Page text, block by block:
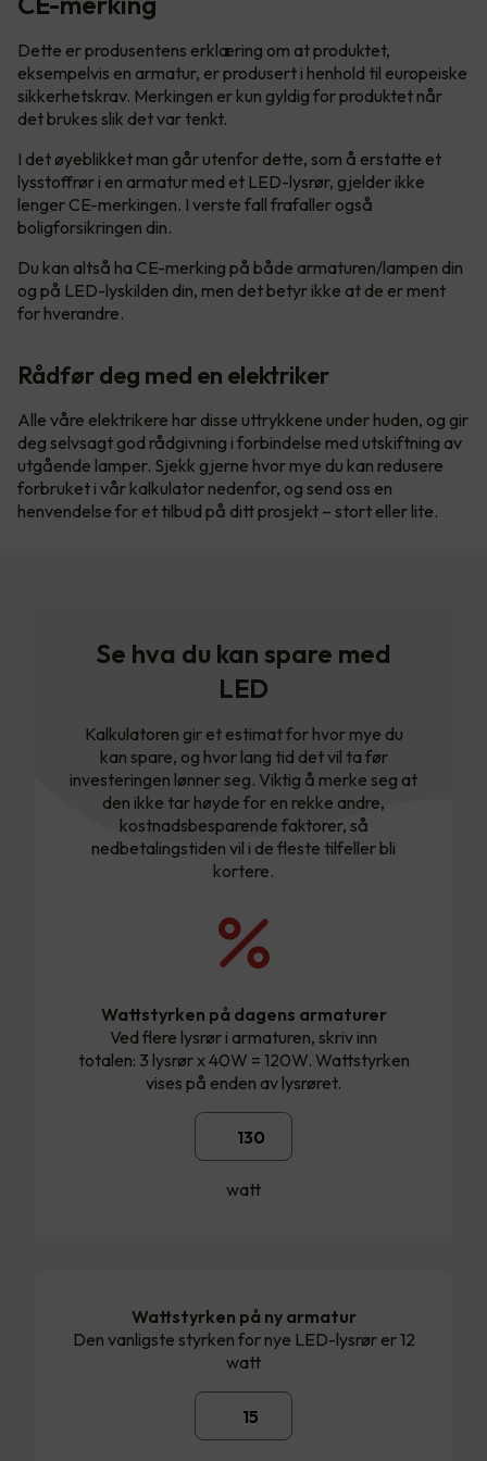
Dette er produsentens erklæring om at produktet,
eksempelvis en armatur, er produsert i henhold til europeiske
sikkerhetskrav. Merkingen er kun gyldig for produktet når
det brukes slik det var tenkt.
I det øyeblikket man går utenfor dette, som å erstatte et
lysstoffrør i en armatur med et LED-lysrør, gjelder ikke
lenger CE-merkingen. I verste fall frafaller også
boligforsikringen din.
Du kan altså ha CE-merking på både armaturen/lampen din
og på LED-lyskilden din, men det betyr ikke at de er ment
for hverandre.
Rådfør deg med en elektriker
Alle våre elektrikere har disse uttrykkene under huden, og gir
deg selvsagt god rådgivning i forbindelse med utskiftning av
utgående lamper. Sjekk gjerne hvor mye du kan redusere
forbruket i vår kalkulator nedenfor, og send oss en
henvendelse for et tilbud på ditt prosjekt – stort eller lite.
Se hva du kan spare med
LED
Kalkulatoren gir et estimat for hvor mye du
kan spare, og hvor lang tid det vil ta før
investeringen lønner seg. Viktig å merke seg at
den ikke tar høyde for en rekke andre,
kostnadsbesparende faktorer, så
nedbetalingstiden vil i de fleste tilfeller bli
kortere.
Wattstyrken på dagens armaturer
Ved flere lysrør i armaturen, skriv inn
totalen: 3 lysrør x 40W = 120W. Wattstyrken
vises på enden av lysrøret.
watt
Wattstyrken på ny armatur
Den vanligste styrken for nye LED-lysrør er 12
watt